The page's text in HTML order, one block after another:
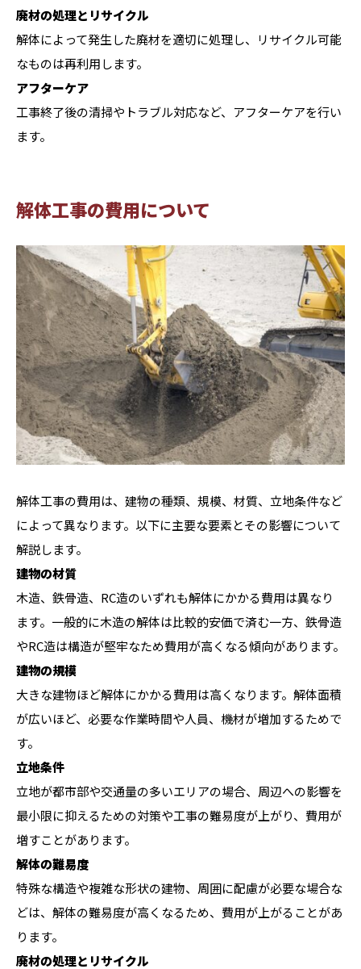
廃材の処理とリサイクル
解体によって発生した廃材を適切に処理し、リサイクル可能
なものは再利用します。
アフターケア
工事終了後の清掃やトラブル対応など、アフターケアを行い
ます。
解体工事の費用について
解体工事の費用は、建物の種類、規模、材質、立地条件など
によって異なります。以下に主要な要素とその影響について
解説します。
建物の材質
木造、鉄骨造、RC造のいずれも解体にかかる費用は異なり
ます。一般的に木造の解体は比較的安価で済む一方、鉄骨造
やRC造は構造が堅牢なため費用が高くなる傾向があります。
建物の規模
大きな建物ほど解体にかかる費用は高くなります。解体面積
が広いほど、必要な作業時間や人員、機材が増加するためで
す。
立地条件
立地が都市部や交通量の多いエリアの場合、周辺への影響を
最小限に抑えるための対策や工事の難易度が上がり、費用が
増すことがあります。
解体の難易度
特殊な構造や複雑な形状の建物、周囲に配慮が必要な場合な
どは、解体の難易度が高くなるため、費用が上がることがあ
ります。
廃材の処理とリサイクル